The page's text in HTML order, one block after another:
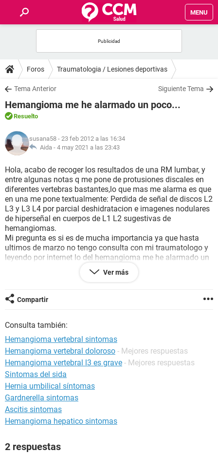
MENU
FOROS
SALUD
FAMILIA
NUTRICIÓN
SEXUALIDAD
GLOSARIO
Foros Traumatologia / Lesiones deportivas
Tema Anterior Siguiente Tema
Hemangioma me he alarmado un poco...
Resuelto
susana58 - 23 feb 2012 a las 16:34
Aida - 4 may 2021 a las 23:43
Hola, acabo de recoger los resultados de una RM lumbar, y
entre algunas notas q me pone de protusiones discales en
diferentes vertebras bastantes,lo que mas me alarma es que
en una me pone textualmente: Perdida de señal de discos L2
L3 y L3 L4 por parcial deshidratacion e imagenes nodulares
de hiperseñal en cuerpos de L1 L2 sugestivas de
hemangiomas.
Mi pregunta es si es de mucha importancia ya que hasta
ultimos de marzo no tengo consulta con mi traumatologo y
leyendo por internet lo del hemangioma me he alarmado un
poco, y no se si ir privadamente antes de esa fecha por si
tema,le saludo atentamente.
Pd: la resonancia me la pidio pq tengo un dolor al caminar
electromiografia q esta dio normal.
Saludos
Ver más
Compartir
Consulta también:
Hemangioma vertebral sintomas
Hemangioma vertebral doloroso - Mejores respuestas
Hemangioma vertebral l3 es grave - Mejores respuestas
Sintomas del sida
Hernia umbilical síntomas
Gardnerella sintomas
Ascitis sintomas
Hemangioma hepatico sintomas
2 respuestas